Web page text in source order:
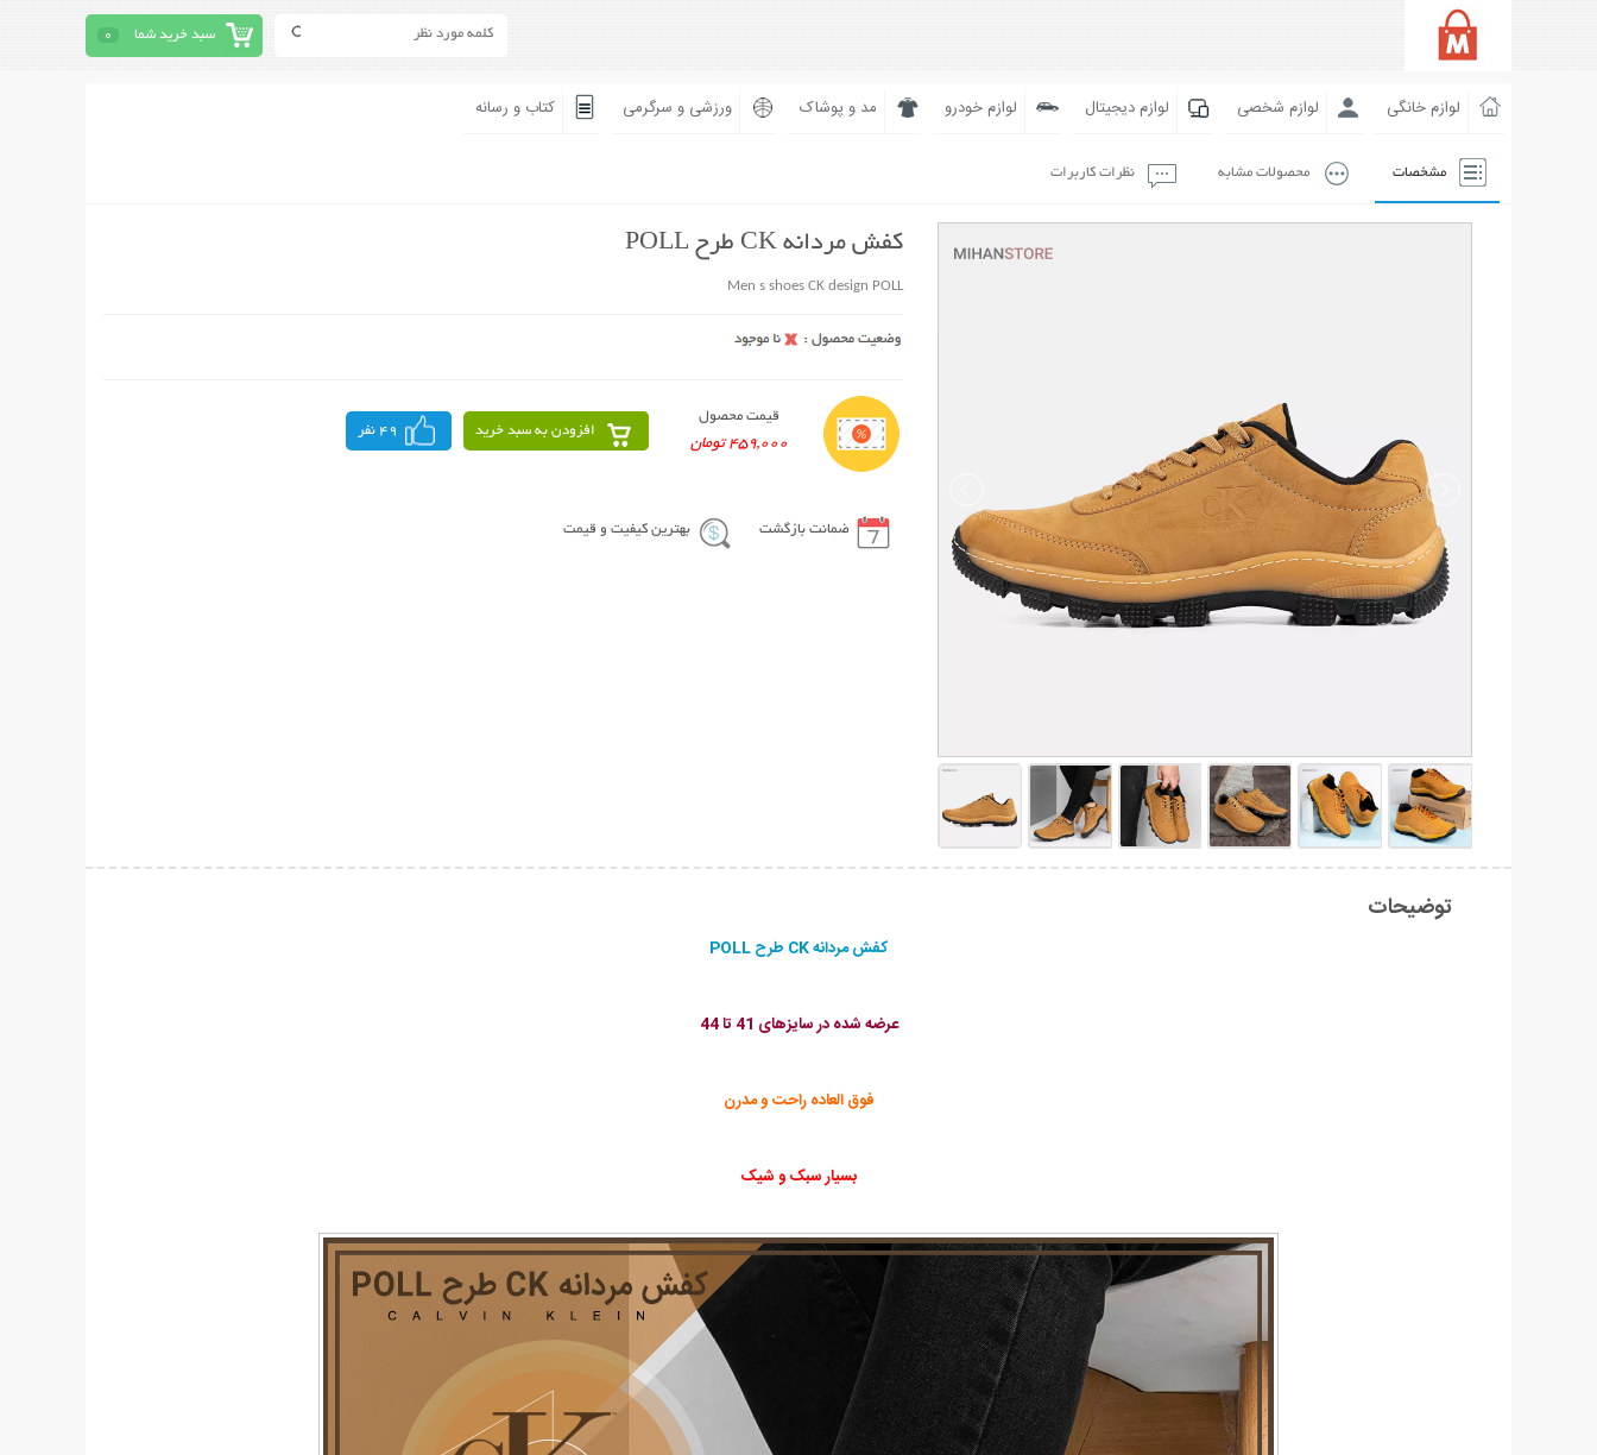
سبد خرید شما 0
لوازم خانگی لوازم شخصی لوازم دیجیتال لوازم خودرو مد و پوشاک ورزشی و سرگرمی کتاب و رسانه
مشخصات محصولات مشابه نظرات کاربرات
کفش مردانه CK طرح POLL
Men s shoes CK design POLL
قیمت محصول
459,000 تومان
افزودن به سبد خرید 49 نفر
ضمانت بازگشت بهترین کیفیت و قیمت
توضیحات
کفش مردانه CK طرح POLL
عرضه شده در سایزهای 41 تا 44
فوق العاده راحت و مدرن
بسیار سبک و شیک